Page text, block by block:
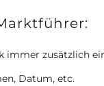
immer zusätzlich
Datum, etc.